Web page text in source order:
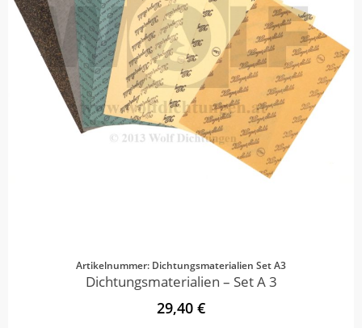
Artikelnummer: Dichtungsmaterialien Set A3
Dichtungsmaterialien – Set A 3
29,40 €